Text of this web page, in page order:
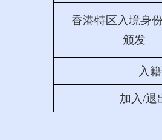
香港特区入境身
颁发
入
加入/退